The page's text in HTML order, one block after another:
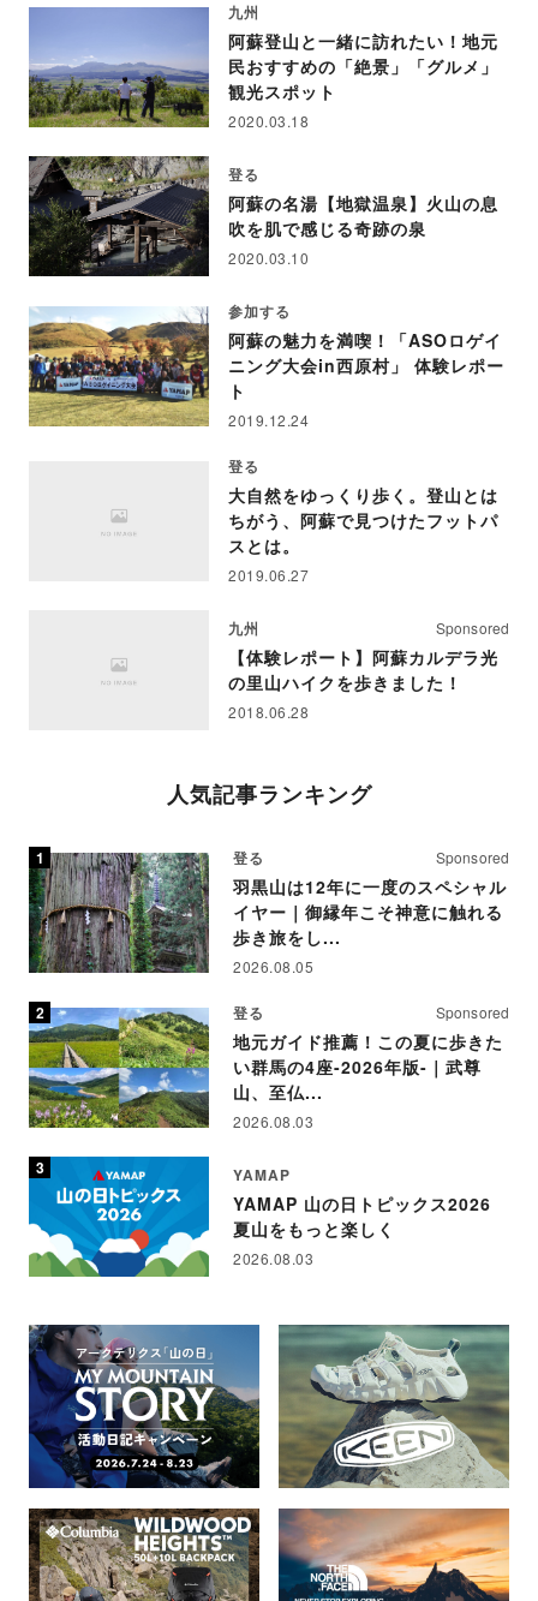
九州
阿蘇登山と一緒に訪れたい！地元
民おすすめの「絶景」「グルメ」
観光スポット
2020.03.18
登る
阿蘇の名湯【地獄温泉】火山の息
吹を肌で感じる奇跡の泉
2020.03.10
参加する
阿蘇の魅力を満喫！「ASOロゲイ
ニング大会in西原村」 体験レポー
ト
2019.12.24
登る
大自然をゆっくり歩く。登山とは
ちがう、阿蘇で見つけたフットパ
スとは。
2019.06.27
九州 Sponsored
【体験レポート】阿蘇カルデラ光
の里山ハイクを歩きました！
2018.06.28
人気記事ランキング
登る Sponsored
羽黒山は12年に一度のスペシャル
イヤー｜御縁年こそ神意に触れる
歩き旅をし...
2026.08.05
登る Sponsored
地元ガイド推薦！この夏に歩きた
い群馬の4座-2026年版-｜武尊
山、至仏...
2026.08.03
YAMAP
YAMAP 山の日トピックス2026
夏山をもっと楽しく
2026.08.03